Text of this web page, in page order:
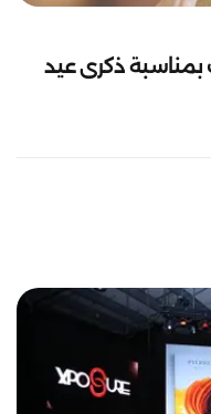
بمناسبة ذكرى عيد